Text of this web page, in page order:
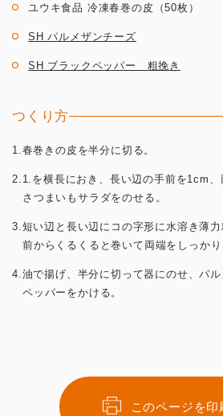
ユウキ食品 冷凍春巻の皮（50枚）
SH パルメザンチーズ
SH ブラックペッパー 粗挽き
つくり方
1.春巻きの皮を半分に切る。
2.1.を横長におき、長い辺の手前を1cm
さつまいもサラダをのせる。
3.短い辺と長い辺にコの字形に水溶き薄
前からくるくると巻いて両端をしっかり
4.油で揚げ、半分に切って器にのせ、パ
ペッパーをかける。
このページを印